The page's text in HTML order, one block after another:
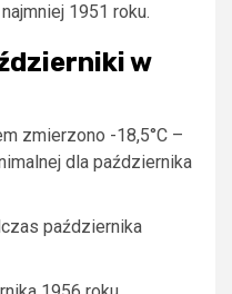
1951 roku.
w
zmierzono -18,5°C –
dla października
października